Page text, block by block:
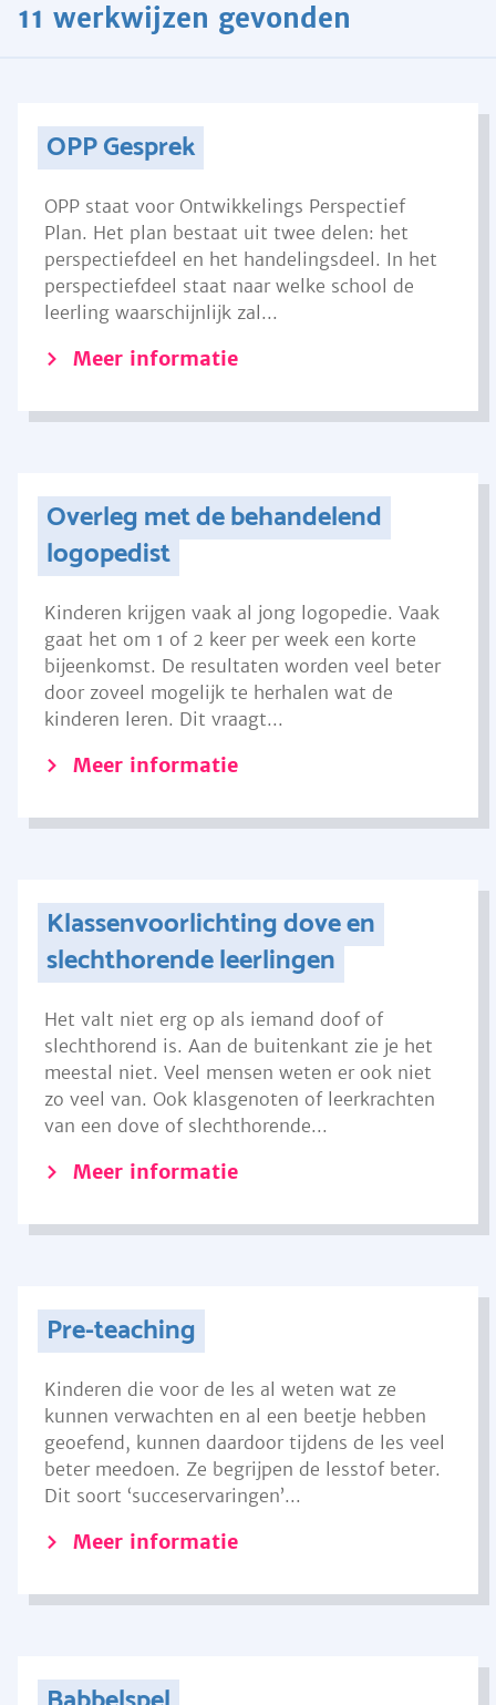
11 werkwijzen gevonden
OPP Gesprek
OPP staat voor Ontwikkelings Perspectief
Plan. Het plan bestaat uit twee delen: het
perspectiefdeel en het handelingsdeel. In het
perspectiefdeel staat naar welke school de
leerling waarschijnlijk zal...
Meer informatie
Overleg met de behandelend
logopedist
Kinderen krijgen vaak al jong logopedie. Vaak
gaat het om 1 of 2 keer per week een korte
bijeenkomst. De resultaten worden veel beter
door zoveel mogelijk te herhalen wat de
kinderen leren. Dit vraagt...
Meer informatie
Klassenvoorlichting dove en
slechthorende leerlingen
Het valt niet erg op als iemand doof of
slechthorend is. Aan de buitenkant zie je het
meestal niet. Veel mensen weten er ook niet
zo veel van. Ook klasgenoten of leerkrachten
van een dove of slechthorende...
Meer informatie
Pre-teaching
Kinderen die voor de les al weten wat ze
kunnen verwachten en al een beetje hebben
geoefend, kunnen daardoor tijdens de les veel
beter meedoen. Ze begrijpen de lesstof beter.
Dit soort ‘succeservaringen’...
Meer informatie